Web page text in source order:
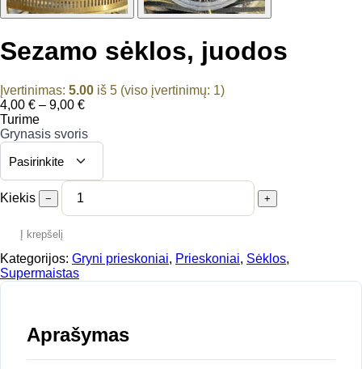
Sezamo sėklos, juodos
Įvertinimas: 5.00 iš 5 (viso įvertinimų: 1)
4,00 € – 9,00 €Price
4,00 €
through
9,00 €
Turime
Grynasis svoris
Kiekis − +
Į krepšelį
Kategorijos: Gryni prieskoniai, Prieskoniai, Sėklos,
Supermaistas
Aprašymas